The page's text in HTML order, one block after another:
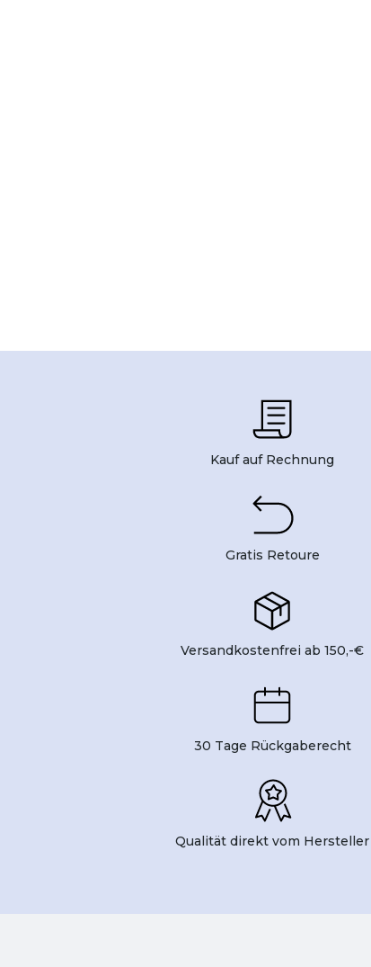
Kauf auf Rechnung
Gratis Retoure
Versandkostenfrei ab 150,-€
30 Tage Rückgaberecht
Qualität direkt vom Hersteller